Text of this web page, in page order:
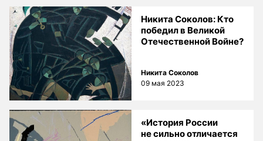
Никита Соколов: Кто
победил в Великой
Отечественной Войне?
Никита Соколов
09 мая 2023
«История России
не сильно отличается